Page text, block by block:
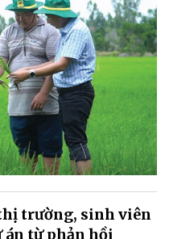
trường, sinh viên
án từ phản hồi